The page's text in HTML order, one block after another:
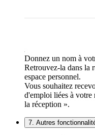
Donnez un nom à
Retrouvez-la dans la
espace personnel.
Vous souhaitez
d'emploi liées à
la réception ».
7. Autres